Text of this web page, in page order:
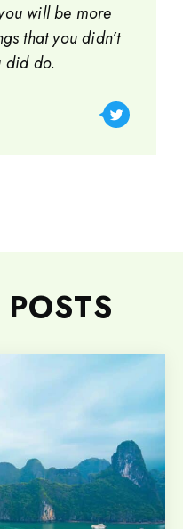
will be more
that you didn’t
did do.
POSTS